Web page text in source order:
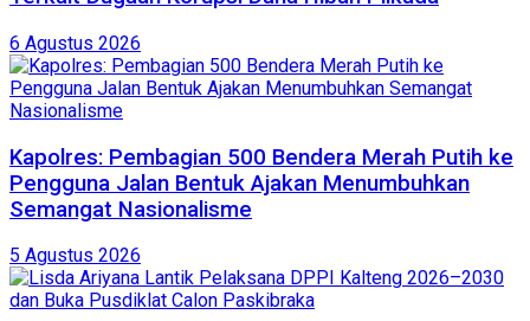
6 Agustus 2026
Kapolres: Pembagian 500 Bendera Merah Putih ke
Pengguna Jalan Bentuk Ajakan Menumbuhkan
Semangat Nasionalisme
5 Agustus 2026